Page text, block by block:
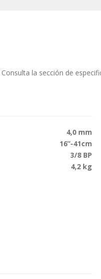
la sección de
4,0 mm
16”-41cm
3/8 BP
4,2 kg